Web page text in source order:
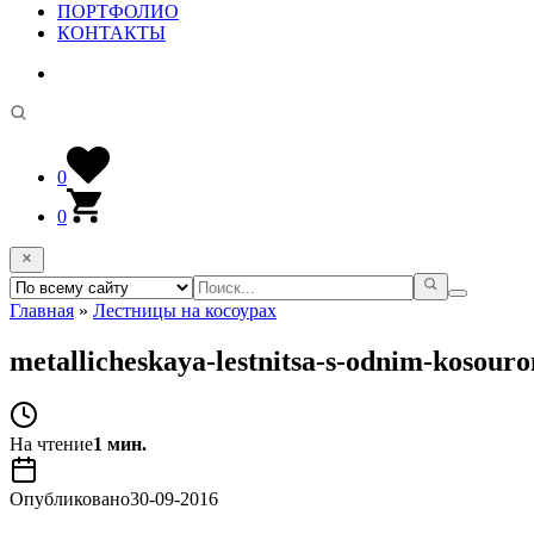
ПОРТФОЛИО
КОНТАКТЫ
0
0
Главная » Лестницы на косоурах
metallicheskaya-lestnitsa-s-odnim-
На чтение1 мин.
Опубликовано30-09-2016